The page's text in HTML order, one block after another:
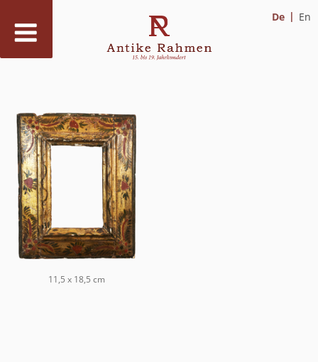
Zum
Inhalt
springen
De En
11,5 x 18,5 cm